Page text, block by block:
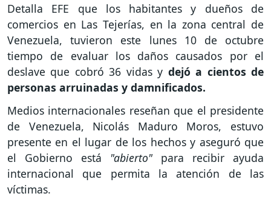
Detalla EFE que los habitantes y dueños de
comercios en Las Tejerías, en la zona central de
Venezuela, tuvieron este lunes 10 de octubre
tiempo de evaluar los daños causados por el
deslave que cobró 36 vidas y dejó a cientos de
personas arruinadas y damnificados.
Medios internacionales reseñan que el presidente
de Venezuela, Nicolás Maduro Moros, estuvo
presente en el lugar de los hechos y aseguró que
el Gobierno está "abierto" para recibir ayuda
internacional que permita la atención de las
víctimas.